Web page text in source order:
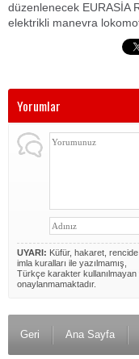
düzenlenecek EURASİA
elektrikli manevra
Yorumlar
UYARI: Küfür, hakaret,
imla kuralları ile yazılmamış,
Türkçe karakter
onaylanmamaktadır.
Geri Ana Sayfa